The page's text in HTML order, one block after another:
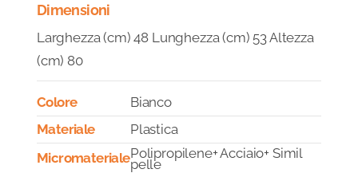
Dimensioni
Larghezza (cm) 48 Lunghezza (cm) 53 Altezza
(cm) 80
Colore
Bianco
Materiale
Plastica
MicromaterialePolipropilene+ Acciaio+ Simil
pelle